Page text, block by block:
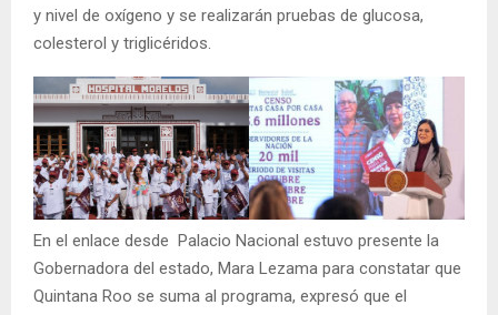
y nivel de oxígeno y se realizarán pruebas de glucosa,
colesterol y triglicéridos.
En el enlace desde Palacio Nacional estuvo presente la
Gobernadora del estado, Mara Lezama para constatar que
Quintana Roo se suma al programa, expresó que el